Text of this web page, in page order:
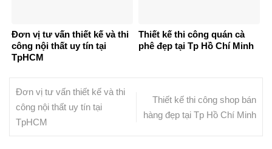
Đơn vị tư vấn thiết kế và thi
công nội thất uy tín tại
TpHCM
Thiết kế thi công quán cà
phê đẹp tại Tp Hồ Chí Minh
Đơn vị tư vấn thiết kế và thi
công nội thất uy tín tại
TpHCM
Thiết kế thi công shop bán
hàng đẹp tại Tp Hồ Chí Minh